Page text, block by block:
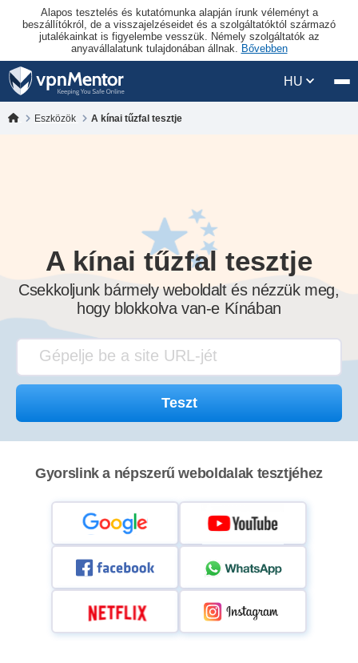
Alapos tesztelés és kutatómunka alapján írunk véleményt a
beszállítókról, de a visszajelzéseidet és a szolgáltatóktól származó
jutalékainkat is figyelembe vesszük. Némely szolgáltatók az
anyavállalatunk tulajdonában állnak. Bővebben
HU
Eszközök A kínai tűzfal tesztje
A kínai tűzfal tesztje
Csekkoljunk bármely weboldalt és nézzük meg,
hogy blokkolva van-e Kínában
Teszt
Gyorslink a népszerű weboldalak tesztjéhez